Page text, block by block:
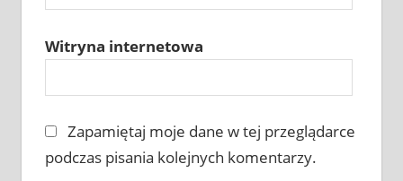
Witryna internetowa
Zapamiętaj moje dane w tej przeglądarce
podczas pisania kolejnych komentarzy.